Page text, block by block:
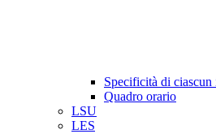
Specificità di
Quadro orario
LSU
LES